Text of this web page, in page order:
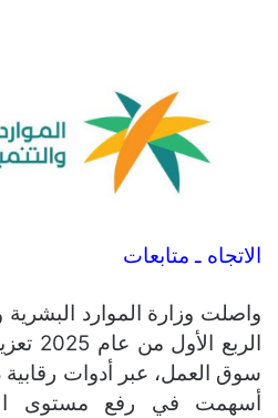
الاتجاه ـ متابعات
واصلت وزارة الموارد البشرية
الربع
سوق العمل، عبر أدوات رقابية
أسهمت في رفع مستوى